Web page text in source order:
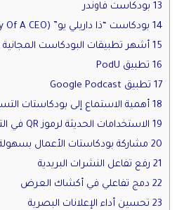
13 بودكاست فاوندر
14 بودكاست “ذا داريلي يو” (The Diary Of A CEO)
15 أشهر تطبيقات البودكاست المجانية باللغة العربية
16 تطبيق PodU
17 تطبيق Google Podcast
18 أهمية الاستماع إلى بودكاستات التسويق
19 الاستخدامات الحديثة لرموز QR في الترويج للبودكاست
20 مشاركة بودكاستات الأعمال بسهولة
21 رفع تفاعل النشرات البريدية
22 دمج تفاعلي في أكشاك العرض
23 تحسين أداء الإعلانات البصرية